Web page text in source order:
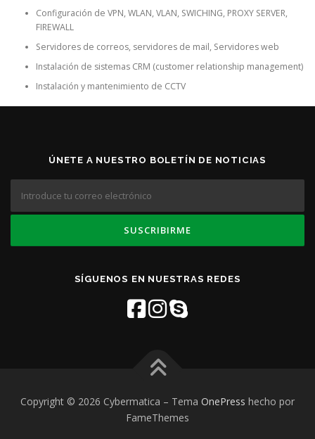
Configuración de VPN, WLAN, VLAN, SWICHING, PROXY SERVER,
FIREWALL
Servidores de correos, servidores de mail, Servidores web
Instalación de sistemas CRM (customer relationship management)
Instalación y mantenimiento de CCTV
ÚNETE A NUESTRO BOLETÍN DE NOTICIAS
SÍGUENOS EN NUESTRAS REDES
Copyright © 2026 Cybermatica – Tema OnePress hecho por
FameThemes